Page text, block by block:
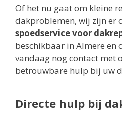
Of het nu gaat om kleine
dakproblemen, wij zijn er
spoedservice voor
beschikbaar in Almere en
vandaag nog contact met
betrouwbare hulp bij uw
Directe hulp bij